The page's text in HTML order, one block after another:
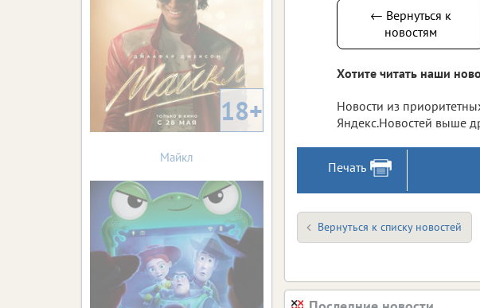
← Вернуться к
новостям
Хотите читать наши
Новости из
Яндекс.Новостей выше
Печать
Вернуться к списку новостей
18+
Майкл